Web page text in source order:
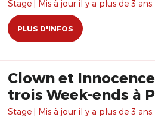
Stage | Mis à jour il y a plus de 3 ans.
PLUS D'INFOS
Clown et
trois Week-ends à
Stage | Mis à jour il y a plus de 3 ans.